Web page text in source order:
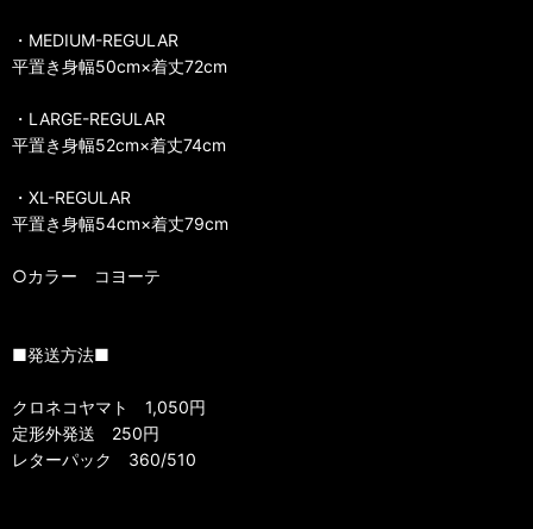
・MEDIUM-REGULAR
平置き身幅50cm×着丈72cm
・LARGE-REGULAR
平置き身幅52cm×着丈74cm
・XL-REGULAR
平置き身幅54cm×着丈79cm
○カラー コヨーテ
■発送方法■
クロネコヤマト 1,050円
定形外発送 250円
レターパック 360/510